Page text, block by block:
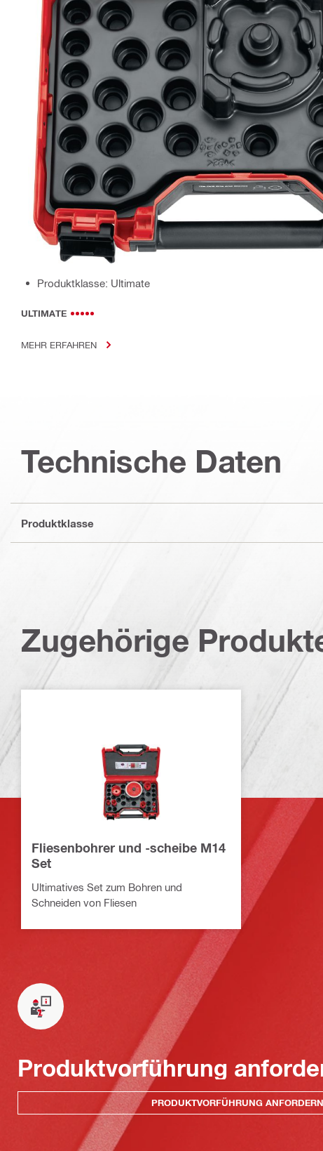
Produktklasse: Ultimate
ULTIMATE
MEHR ERFAHREN
Technische Daten
Produktklasse
Zugehörige
Fliesenbohrer und -scheibe M14
Set
Ultimatives Set zum Bohren und
Schneiden von Fliesen
Produktvorführung
PRODUKTVORFÜHRUNG ANFORDERN